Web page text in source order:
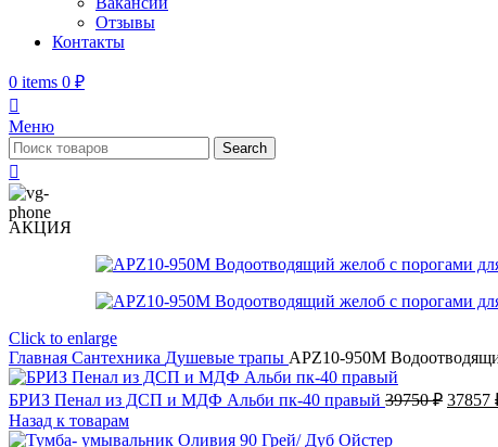
Отзывы
Контакты
0 items 0 ₽
Меню
Search
АКЦИЯ
Click to enlarge
Главная Сантехника Душевые трапы APZ10-950M
БРИЗ Пенал из ДСП и МДФ Альби пк-40 правый 39750₽ 37857
Назад к товарам